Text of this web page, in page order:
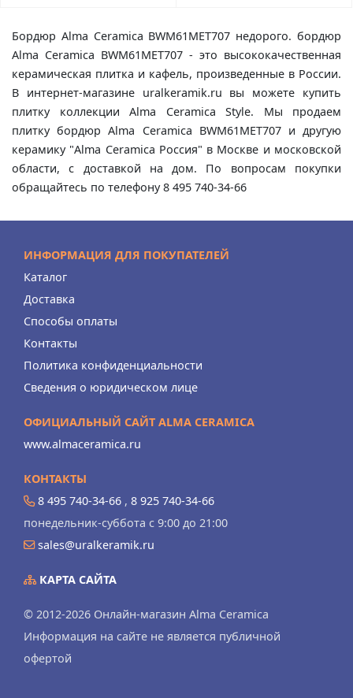
Бордюр Alma Ceramica BWM61MET707 недорого. бордюр
Alma Ceramica BWM61MET707 - это высококачественная
керамическая плитка и кафель, произведенные в России.
В интернет-магазине uralkeramik.ru вы можете купить
плитку коллекции Alma Ceramica Style. Мы продаем
плитку бордюр Alma Ceramica BWM61MET707 и другую
керамику "Alma Ceramica Россия" в Москве и московской
области, с доставкой на дом. По вопросам покупки
обращайтесь по телефону 8 495 740-34-66
ИНФОРМАЦИЯ ДЛЯ ПОКУПАТЕЛЕЙ
Каталог
Доставка
Способы оплаты
Контакты
Политика конфиденциальности
Сведения о юридическом лице
ОФИЦИАЛЬНЫЙ САЙТ ALMA CERAMICA
www.almaceramica.ru
КОНТАКТЫ
8 495 740-34-66 , 8 925 740-34-66
понедельник-суббота с 9:00 до 21:00
sales@uralkeramik.ru
КАРТА САЙТА
© 2012-2026 Онлайн-магазин Alma Ceramica
Информация на сайте не является публичной
офертой